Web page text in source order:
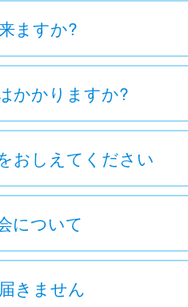
ますか?
かかりますか?
おしえてください
について
きません